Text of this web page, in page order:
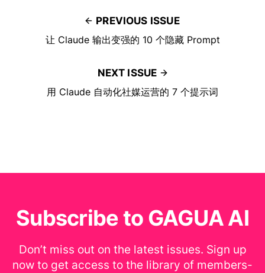
PREVIOUS ISSUE
让 Claude 输出变强的 10 个隐藏 Prompt
NEXT ISSUE
用 Claude 自动化社媒运营的 7 个提示词
Subscribe to GAGUA AI
Don’t miss out on the latest issues. Sign up
now to get access to the library of members-